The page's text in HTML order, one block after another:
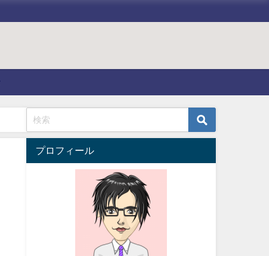
プロフィール